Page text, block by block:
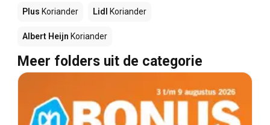
Plus Koriander Lidl Koriander
Albert Heijn Koriander
Meer folders uit de categorie